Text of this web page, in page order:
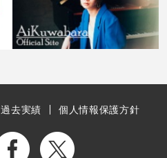
過去実績 個人情報保護方針